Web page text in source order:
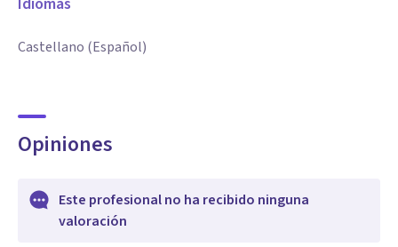
Castellano (Español)
Opiniones
Este profesional no ha recibido ninguna
valoración